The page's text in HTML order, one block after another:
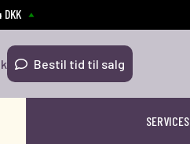
DKK
Bestil tid til salg
SERVICES